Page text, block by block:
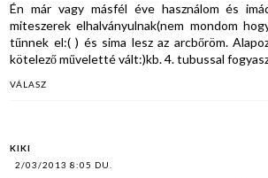
Én már vagy másfél éve használom és
miteszerek elhalványulnak(nem mondom
tűnnek el:( ) és sima lesz az arcbőröm.
kötelező műveletté vált:)kb. 4. tubussal
VÁLASZ
KIKI
2/03/2013 8:05 DU.